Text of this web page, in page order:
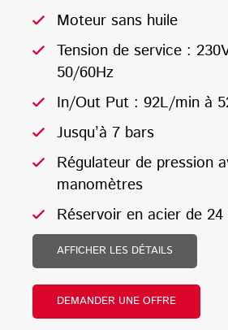
Moteur sans huile
Tension de service :
50/60Hz
In/Out Put : 92L/min à
Jusqu’à 7 bars
Régulateur de pression
manomètres
Réservoir en acier de
AFFICHER LES DÉTAILS
DEMANDER UNE OFFRE